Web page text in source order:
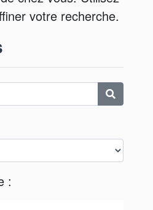
votre recherche.
: